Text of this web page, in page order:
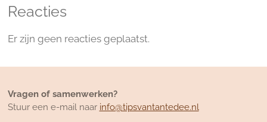
Reacties
Er zijn geen reacties geplaatst.
Vragen of samenwerken?
Stuur een e-mail naar info@tipsvantantedee.nl